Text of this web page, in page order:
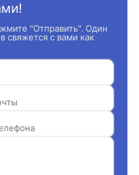
"Отправить". Один
свяжется с вами как